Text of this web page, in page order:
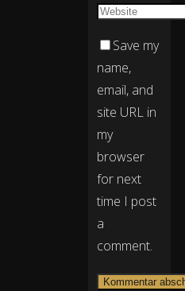
Save my
name,
email, and
site URL in
my
browser
for next
time I post
a
comment.